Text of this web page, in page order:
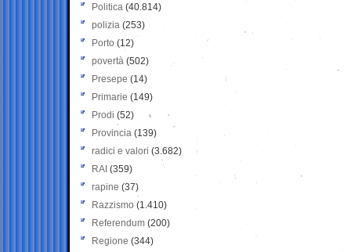
Politica (40.814)
polizia (253)
Porto (12)
povertà (502)
Presepe (14)
Primarie (149)
Prodi (52)
Provincia (139)
radici e valori (3.682)
RAI (359)
rapine (37)
Razzismo (1.410)
Referendum (200)
Regione (344)